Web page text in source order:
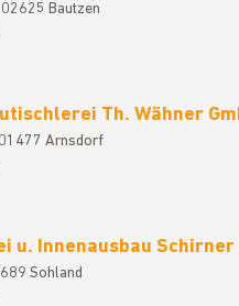
Bautzen
Th. Wähner
Arnsdorf
u. Innenausbau Schirner
Sohland